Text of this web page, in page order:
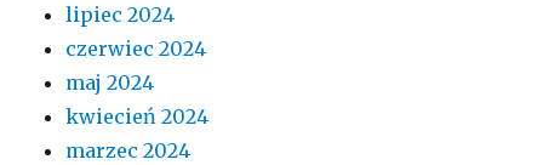
lipiec 2024
czerwiec 2024
maj 2024
kwiecień 2024
marzec 2024